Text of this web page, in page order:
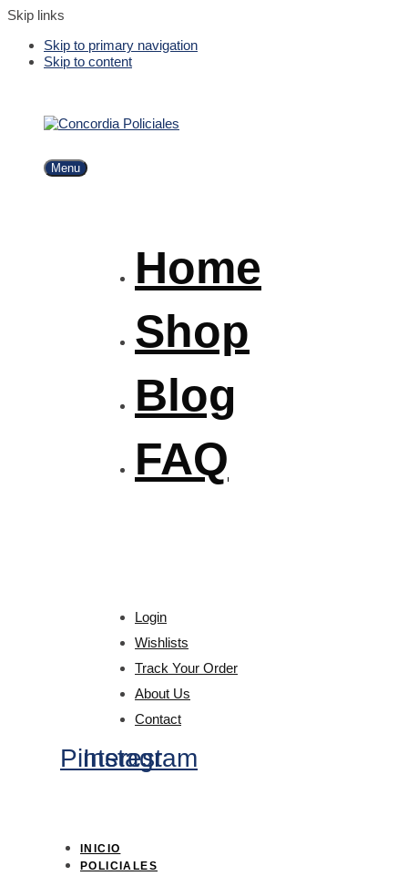
Skip links
Skip to primary navigation
Skip to content
Menu
Home
Shop
Blog
FAQ
Login
Wishlists
Track Your Order
About Us
Contact
Pinterest
Instagram
INICIO
POLICIALES